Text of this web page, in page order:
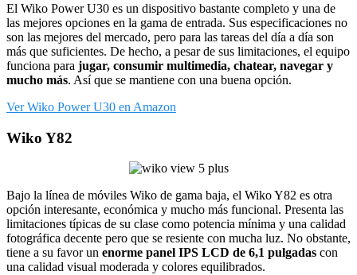
El Wiko Power U30 es un dispositivo bastante completo y una de
las mejores opciones en la gama de entrada. Sus especificaciones no
son las mejores del mercado, pero para las tareas del día a día son
más que suficientes. De hecho, a pesar de sus limitaciones, el equipo
funciona para jugar, consumir multimedia, chatear, navegar y
mucho más. Así que se mantiene con una buena opción.
Ver Wiko Power U30 en Amazon
Wiko Y82
Bajo la línea de móviles Wiko de gama baja, el Wiko Y82 es otra
opción interesante, económica y mucho más funcional. Presenta las
limitaciones típicas de su clase como potencia mínima y una calidad
fotográfica decente pero que se resiente con mucha luz. No obstante,
tiene a su favor un enorme panel IPS LCD de 6,1 pulgadas con
una calidad visual moderada y colores equilibrados.